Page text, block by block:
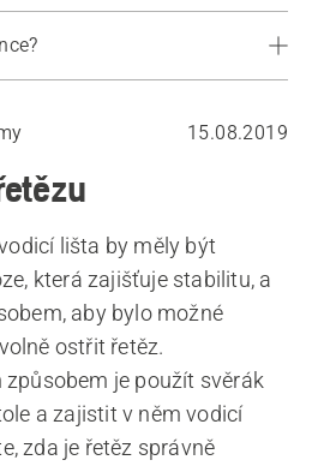
zubu
v lese
15.08.2019
lišta by měly být
která zajišťuje stabilitu, a
aby bylo možné
ostřit řetěz.
je použít svěrák
a zajistit v něm vodicí
zda je řetěz správně